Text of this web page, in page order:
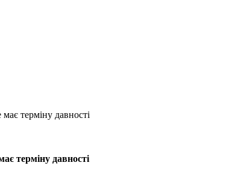
терміну давності
терміну давності